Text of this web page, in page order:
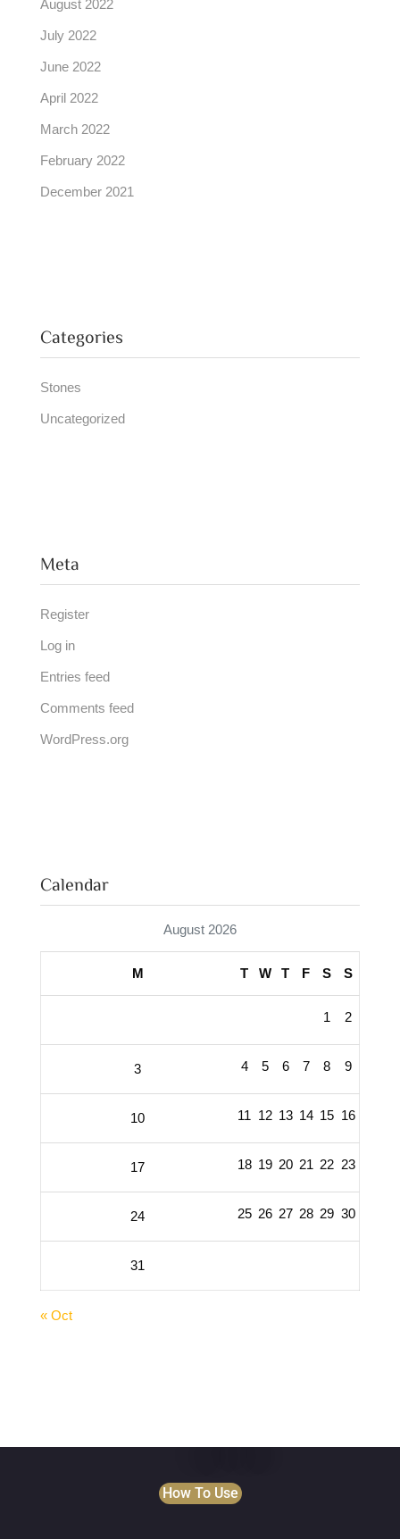
August 2022
July 2022
June 2022
April 2022
March 2022
February 2022
December 2021
Categories
Stones
Uncategorized
Meta
Register
Log in
Entries feed
Comments feed
WordPress.org
Calendar
August 2026
M T W T F S S
1 2
3 4 5 6 7 8 9
10 11 12 13 14 15 16
17 18 19 20 21 22 23
24 25 26 27 28 29 30
31
« Oct
How To Use